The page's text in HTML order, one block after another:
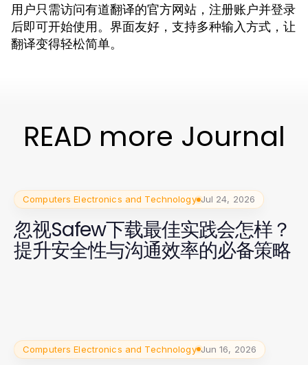
用户只需访问有道翻译的官方网站，注册账户并登录
后即可开始使用。界面友好，支持多种输入方式，让
翻译变得轻松简单。
READ more Journal
Computers Electronics and Technology Jul 24, 2026
忽视Safew下载最佳实践会怎样？
提升安全性与沟通效率的必备策略
Computers Electronics and Technology Jun 16, 2026